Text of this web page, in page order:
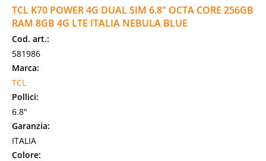
TCL K70 POWER 4G DUAL SIM 6.8" OCTA CORE 256GB
RAM 8GB 4G LTE ITALIA NEBULA BLUE
Cod. art.:
581986
Marca:
TCL
Pollici:
6.8"
Garanzia:
ITALIA
Colore: